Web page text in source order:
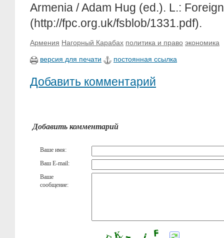
Armenia / Adam Hug (ed.). L.:
(http://fpc.org.uk/fsblob/1331.pdf).
Армения Нагорный Карабах политика и право экономика
версия для печати постоянная ссылка
Добавить комментарий
Добавить комментарий
Ваше имя:
Ваш E-mail:
Ваше
сообщение: